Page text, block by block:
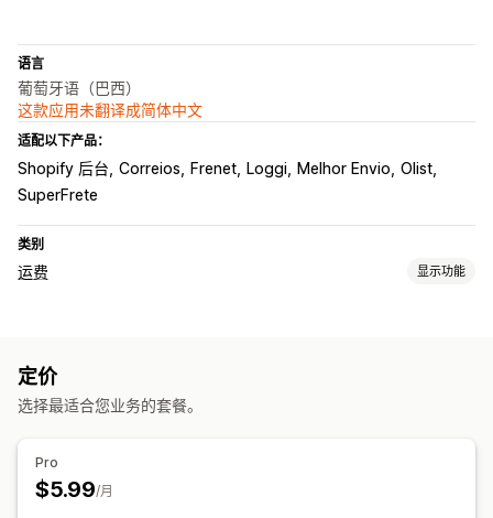
语言
葡萄牙语（巴西）
这款应用未翻译成简体中文
适配以下产品：
Shopify 后台 Correios Frenet Loggi Melhor Envio Olist
SuperFrete
类别
运费 显示功能
基于数量
定价
选择最适合您业务的套餐。
Pro
$5.99/月